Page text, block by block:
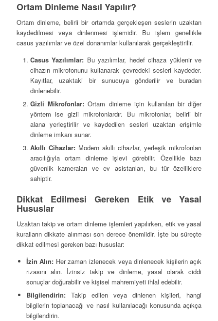
Ortam Dinleme Nasıl Yapılır?
Ortam dinleme, belirli bir ortamda gerçekleşen seslerin uzaktan
kaydedilmesi veya dinlenmesi işlemidir. Bu işlem genellikle
casus yazılımlar ve özel donanımlar kullanılarak gerçekleştirilir.
Casus Yazılımlar: Bu yazılımlar, hedef cihaza yüklenir ve
cihazın mikrofonunu kullanarak çevredeki sesleri kaydeder.
Kayıtlar, uzaktaki bir sunucuya gönderilir ve buradan
dinlenebilir.
Gizli Mikrofonlar: Ortam dinleme için kullanılan bir diğer
yöntem ise gizli mikrofonlardır. Bu mikrofonlar, belirli bir
alana yerleştirilir ve kaydedilen sesleri uzaktan erişimle
dinleme imkanı sunar.
Akıllı Cihazlar:Modern akıllı cihazlar, yerleşik mikrofonları
aracılığıyla ortam dinleme işlevi görebilir. Özellikle bazı
güvenlik kameraları ve ev asistanları, bu tür özelliklere
sahiptir.
Dikkat Edilmesi Gereken Etik ve Yasal
Hususlar
Uzaktan takip ve ortam dinleme işlemleri yapılırken, etik ve yasal
kuralların dikkate alınması son derece önemlidir. İşte bu süreçte
dikkat edilmesi gereken bazı hususlar:
İzin Alın: Her zaman izlenecek veya dinlenecek kişilerin açık
rızasını alın. İzinsiz takip ve dinleme, yasal olarak ciddi
sonuçlar doğurabilir ve kişisel mahremiyeti ihlal edebilir.
Bilgilendirin:Takip edilen veya dinlenen kişileri, hangi
bilgilerin toplanacağı ve nasıl kullanılacağı konusunda açıkça
bilgilendirin.